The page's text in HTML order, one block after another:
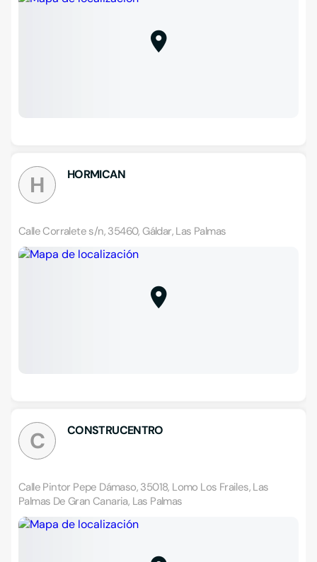
H HORMICAN
Calle Corralete s/n, 35460, Gáldar, Las Palmas
C CONSTRUCENTRO
Calle Pintor Pepe Dámaso, 35018, Lomo Los Frailes, Las
Palmas De Gran Canaria, Las Palmas